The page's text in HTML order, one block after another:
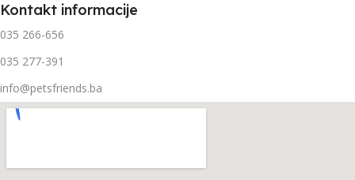
Kontakt informacije
035 266-656
035 277-391
info@petsfriends.ba